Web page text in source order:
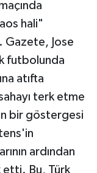
hali"
Gazete, Jose
futbolunda
atıfta
terk etme
bir göstergesi
ardından
etti. Bu, Türk